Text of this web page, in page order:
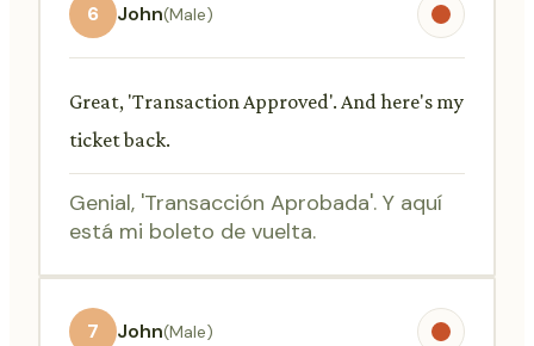
6 John(Male)
Great, 'Transaction Approved'. And here's my
ticket back.
Genial, 'Transacción Aprobada'. Y aquí
está mi boleto de vuelta.
7 John(Male)